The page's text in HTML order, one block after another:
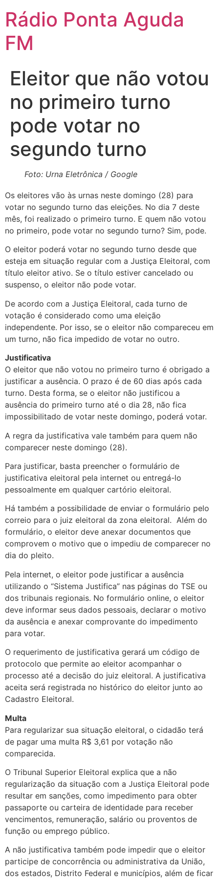
para
conteúdo
Rádio Ponta Aguda
FM
Eleitor que não votou
no primeiro turno
pode votar no
segundo turno
Foto: Urna Eletrônica / Google
Os eleitores vão às urnas neste domingo (28) para
votar no segundo turno das eleições. No dia 7 deste
mês, foi realizado o primeiro turno. E quem não votou
no primeiro, pode votar no segundo turno? Sim, pode.
O eleitor poderá votar no segundo turno desde que
esteja em situação regular com a Justiça Eleitoral, com
título eleitor ativo. Se o título estiver cancelado ou
suspenso, o eleitor não pode votar.
De acordo com a Justiça Eleitoral, cada turno de
votação é considerado como uma eleição
independente. Por isso, se o eleitor não compareceu em
um turno, não fica impedido de votar no outro.
Justificativa
O eleitor que não votou no primeiro turno é obrigado a
justificar a ausência. O prazo é de 60 dias após cada
turno. Desta forma, se o eleitor não justificou a
ausência do primeiro turno até o dia 28, não fica
impossibilitado de votar neste domingo, poderá votar.
A regra da justificativa vale também para quem não
comparecer neste domingo (28).
Para justificar, basta preencher o formulário de
justificativa eleitoral pela internet ou entregá-lo
pessoalmente em qualquer cartório eleitoral.
Há também a possibilidade de enviar o formulário pelo
correio para o juiz eleitoral da zona eleitoral. Além do
formulário, o eleitor deve anexar documentos que
comprovem o motivo que o impediu de comparecer no
dia do pleito.
Pela internet, o eleitor pode justificar a ausência
utilizando o “Sistema Justifica” nas páginas do TSE ou
dos tribunais regionais. No formulário online, o eleitor
deve informar seus dados pessoais, declarar o motivo
da ausência e anexar comprovante do impedimento
para votar.
O requerimento de justificativa gerará um código de
protocolo que permite ao eleitor acompanhar o
processo até a decisão do juiz eleitoral. A justificativa
aceita será registrada no histórico do eleitor junto ao
Cadastro Eleitoral.
Multa
Para regularizar sua situação eleitoral, o cidadão terá
de pagar uma multa R$ 3,61 por votação não
comparecida.
O Tribunal Superior Eleitoral explica que a não
regularização da situação com a Justiça Eleitoral pode
resultar em sanções, como impedimento para obter
passaporte ou carteira de identidade para receber
vencimentos, remuneração, salário ou proventos de
função ou emprego público.
A não justificativa também pode impedir que o eleitor
participe de concorrência ou administrativa da União,
dos estados, Distrito Federal e municípios, além de ficar